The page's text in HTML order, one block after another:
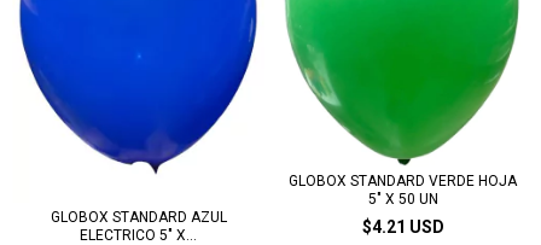
GLOBOX STANDARD AZUL
ELECTRICO 5" X...
GLOBOX STANDARD VERDE HOJA
5" X 50 UN
$4.21 USD